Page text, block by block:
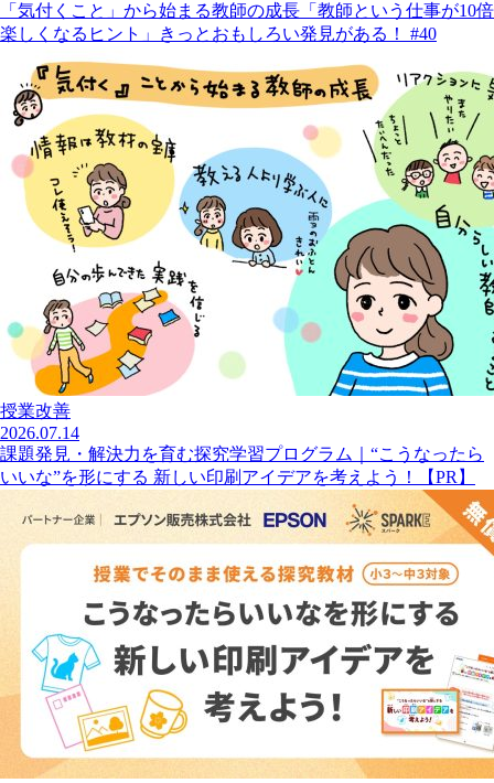
「気付くこと」から始まる教師の成長「教師という仕事が10倍
楽しくなるヒント」きっとおもしろい発見がある！ #40
授業改善
2026.07.14
課題発見・解決力を育む探究学習プログラム｜“こうなったら
いいな”を形にする 新しい印刷アイデアを考えよう！【PR】